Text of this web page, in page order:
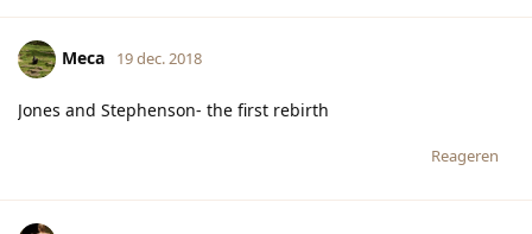
Meca 19 dec. 2018
Jones and Stephenson- the first rebirth
Reageren